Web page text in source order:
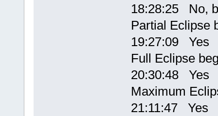
18:28:25 No,
Partial
19:27:09 Yes
Full Eclipse
20:30:48 Yes
Maximum
21:11:47 Yes